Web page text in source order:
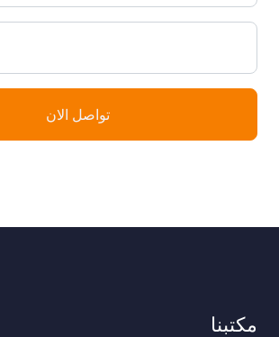
تواصل الان
مكتبنا